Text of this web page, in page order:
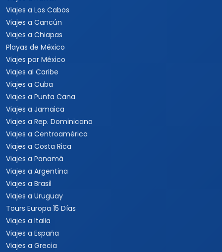
Viajes a Los Cabos
Viajes a Cancún
Viajes a Chiapas
Playas de México
Viajes por México
Viajes al Caribe
Viajes a Cuba
Viajes a Punta Cana
Viajes a Jamaica
Viajes a Rep. Dominicana
Viajes a Centroamérica
Viajes a Costa Rica
Viajes a Panamá
Viajes a Argentina
Viajes a Brasil
Viajes a Uruguay
Tours Europa 15 Días
Viajes a Italia
Viajes a España
Viajes a Grecia